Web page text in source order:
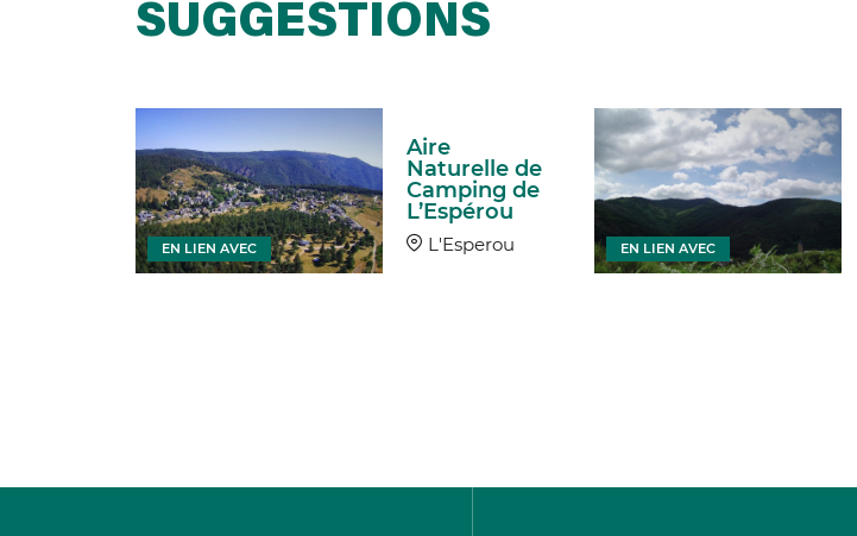
SUGGESTIONS
Aire
Naturelle de
Camping de
L’Espérou
L'Esperou
EN LIEN AVEC EN LIEN AVEC